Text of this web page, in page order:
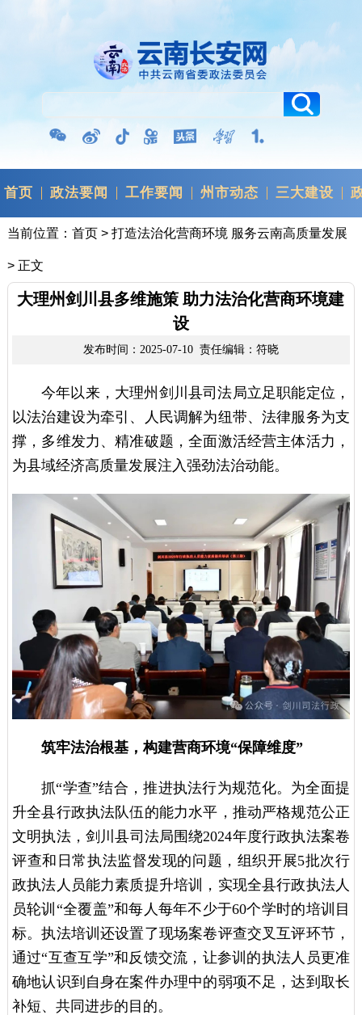
首页 政法要闻 工作要闻 州市动态 三大建设
当前位置： 首页> 打造法治化营商环境 服务云南高质量发展
> 正文
大理州剑川县多维施策 助力法治化营商环境建
设
发布时间：2025-07-10 责任编辑：符晓
今年以来，大理州剑川县司法局立足职能定位，
以法治建设为牵引、人民调解为纽带、法律服务为支
撑，多维发力、精准破题，全面激活经营主体活力，
为县域经济高质量发展注入强劲法治动能。
筑牢法治根基，构建营商环境“保障维度”
抓“学查”结合，推进执法行为规范化。为全面提
升全县行政执法队伍的能力水平，推动严格规范公正
文明执法，剑川县司法局围绕2024年度行政执法案卷
评查和日常执法监督发现的问题，组织开展5批次行
政执法人员能力素质提升培训，实现全县行政执法人
员轮训“全覆盖”和每人每年不少于60个学时的培训目
标。执法培训还设置了现场案卷评查交叉互评环节，
通过“互查互学”和反馈交流，让参训的执法人员更准
确地认识到自身在案件办理中的弱项不足，达到取长
补短、共同进步的目的。